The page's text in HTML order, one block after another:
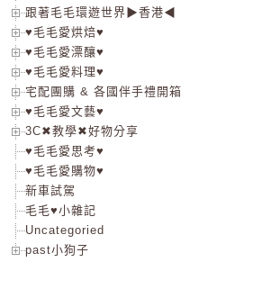
跟著毛毛環遊世界▶香港◀
♥毛毛愛烘焙♥
♥毛毛愛漂釀♥
♥毛毛愛料理♥
宅配團購 & 各國伴手禮開箱
♥毛毛愛文藝♥
3C✖教學✖好物分享
♥毛毛愛思考♥
♥毛毛愛購物♥
新車試駕
毛毛♥小雜記
Uncategoried
past小狗子